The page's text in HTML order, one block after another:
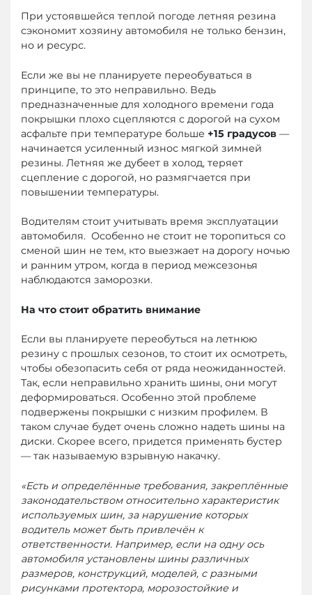
При устоявшейся теплой погоде летняя резина
сэкономит хозяину автомобиля не только бензин,
но и ресурс.
Если же вы не планируете переобуваться в
принципе, то это неправильно. Ведь
предназначенные для холодного времени года
покрышки плохо сцепляются с дорогой на сухом
асфальте при температуре больше +15 градусов —
начинается усиленный износ мягкой зимней
резины. Летняя же дубеет в холод, теряет
сцепление с дорогой, но размягчается при
повышении температуры.
Водителям стоит учитывать время эксплуатации
автомобиля. Особенно не стоит не торопиться со
сменой шин не тем, кто выезжает на дорогу ночью
и ранним утром, когда в период межсезонья
наблюдаются заморозки.
На что стоит обратить внимание
Если вы планируете переобуться на летнюю
резину с прошлых сезонов, то стоит их осмотреть,
чтобы обезопасить себя от ряда неожиданностей.
Так, если неправильно хранить шины, они могут
деформироваться. Особенно этой проблеме
подвержены покрышки с низким профилем. В
таком случае будет очень сложно надеть шины на
диски. Скорее всего, придется применять бустер
— так называемую взрывную накачку.
«Есть и определённые требования, закреплённые
законодательством относительно характеристик
используемых шин, за нарушение которых
водитель может быть привлечён к
ответственности. Например, если на одну ось
автомобиля установлены шины различных
размеров, конструкций, моделей, с разными
рисунками протектора, морозостойкие и